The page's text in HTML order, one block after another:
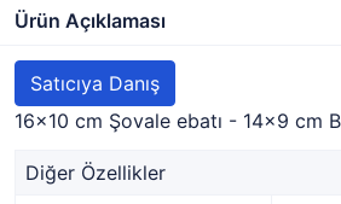
Ürün Açıklaması
Satıcıya Danış
16x10 cm Şovale ebatı - 14x9 cm
Diğer Özellikler